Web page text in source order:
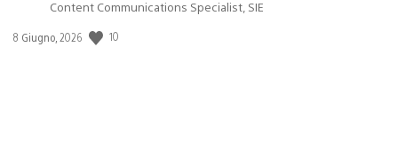
Content Communications Specialist, SIE
Data
8 Giugno, 2026 10